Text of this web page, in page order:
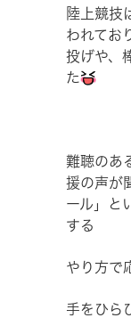
陸上競技
われてお
投げや、
た
難聴のあ
援の声が
ール」と
する
やり方で
手をひら